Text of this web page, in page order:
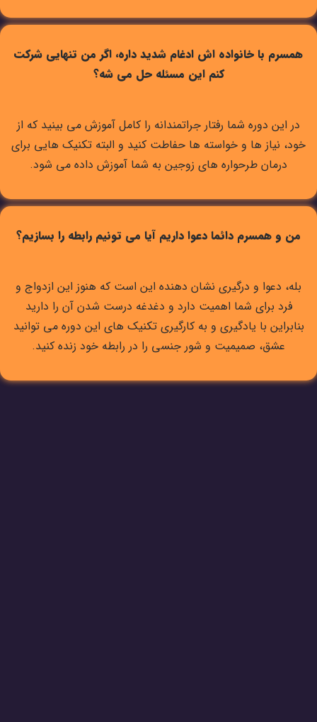
همسرم با خانواده اش ادغام شدید داره، اگر من تنهایی شرکت
کنم این مسئله حل می شه؟
در این دوره شما رفتار جراتمندانه را کامل آموزش می بینید که از
خود، نیاز ها و خواسته ها حفاطت کنید و البته تکنیک هایی برای
درمان طرحواره های زوجین به شما آموزش داده می شود.
من و همسرم دائما دعوا داریم آیا می تونیم رابطه را بسازیم؟
بله، دعوا و درگیری نشان دهنده این است که هنوز این ازدواج و
فرد برای شما اهمیت دارد و دغدغه درست شدن آن را دارید
بنابراین با یادگیری و به کارگیری تکنیک های این دوره می توانید
عشق، صمیمیت و شور جنسی را در رابطه خود زنده کنید.